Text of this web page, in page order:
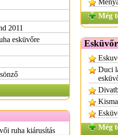
2011
esküvőre
ruha kiárusítás
Még
Duci
Még